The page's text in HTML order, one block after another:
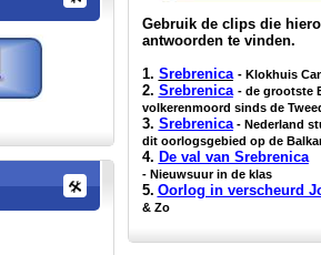
Gebruik de clips die
antwoorden te vinden.
1. Srebrenica - Klokhuis
2. Srebrenica - de grootste
volkerenmoord sinds de
3. Srebrenica- Nederland
dit oorlogsgebied op de
4. De val van Srebrenica
- Nieuwsuur in de klas
5. Oorlog in verscheurd
& Zo